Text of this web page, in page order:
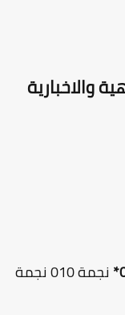
نجمة 010 نجمة